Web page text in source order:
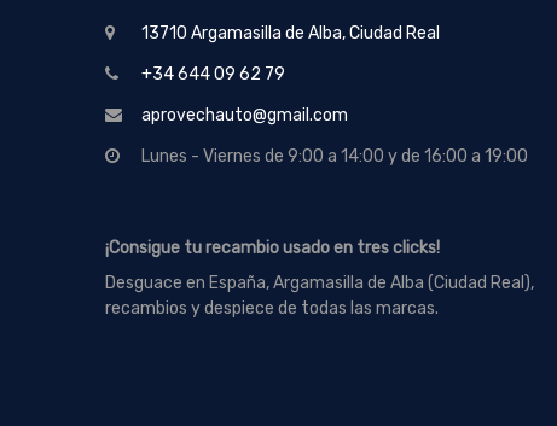
13710 Argamasilla de Alba, Ciudad Real
+34 644 09 62 79
aprovechauto@gmail.com
Lunes - Viernes de 9:00 a 14:00 y de 16:00 a 19:00
¡Consigue tu recambio usado en tres clicks!
Desguace en España, Argamasilla de Alba (Ciudad Real),
recambios y despiece de todas las marcas.